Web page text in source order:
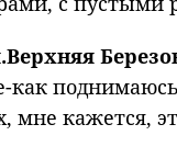
как
кажется,